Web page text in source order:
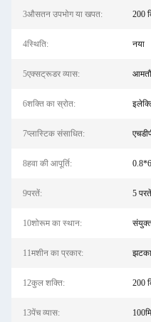
3औसतन उपभोग या खपत: 200
4स्थिति: नया
5एक्सट्रूडर व्यास:
6शक्ति का स्रोत:
7प्लास्टिक संसाधित:
8हवा की आपूर्ति:
9परतें: 5 परतें
10शोरूम का स्थान: संयुक्त
11मशीन का प्रकार: झटका
12कुल शक्ति: 200
13पेंच व्यास: